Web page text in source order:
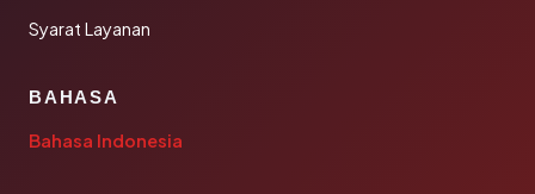
Syarat Layanan
BAHASA
Bahasa Indonesia